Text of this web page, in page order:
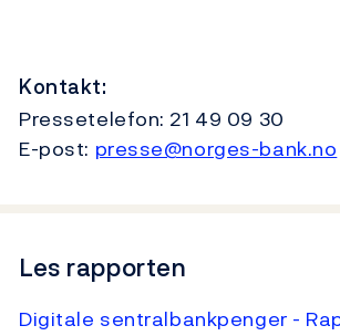
Kontakt:
Pressetelefon: 21 49 09 30
E-post: presse@norges-bank.no
Les rapporten
Digitale sentralbankpenger -